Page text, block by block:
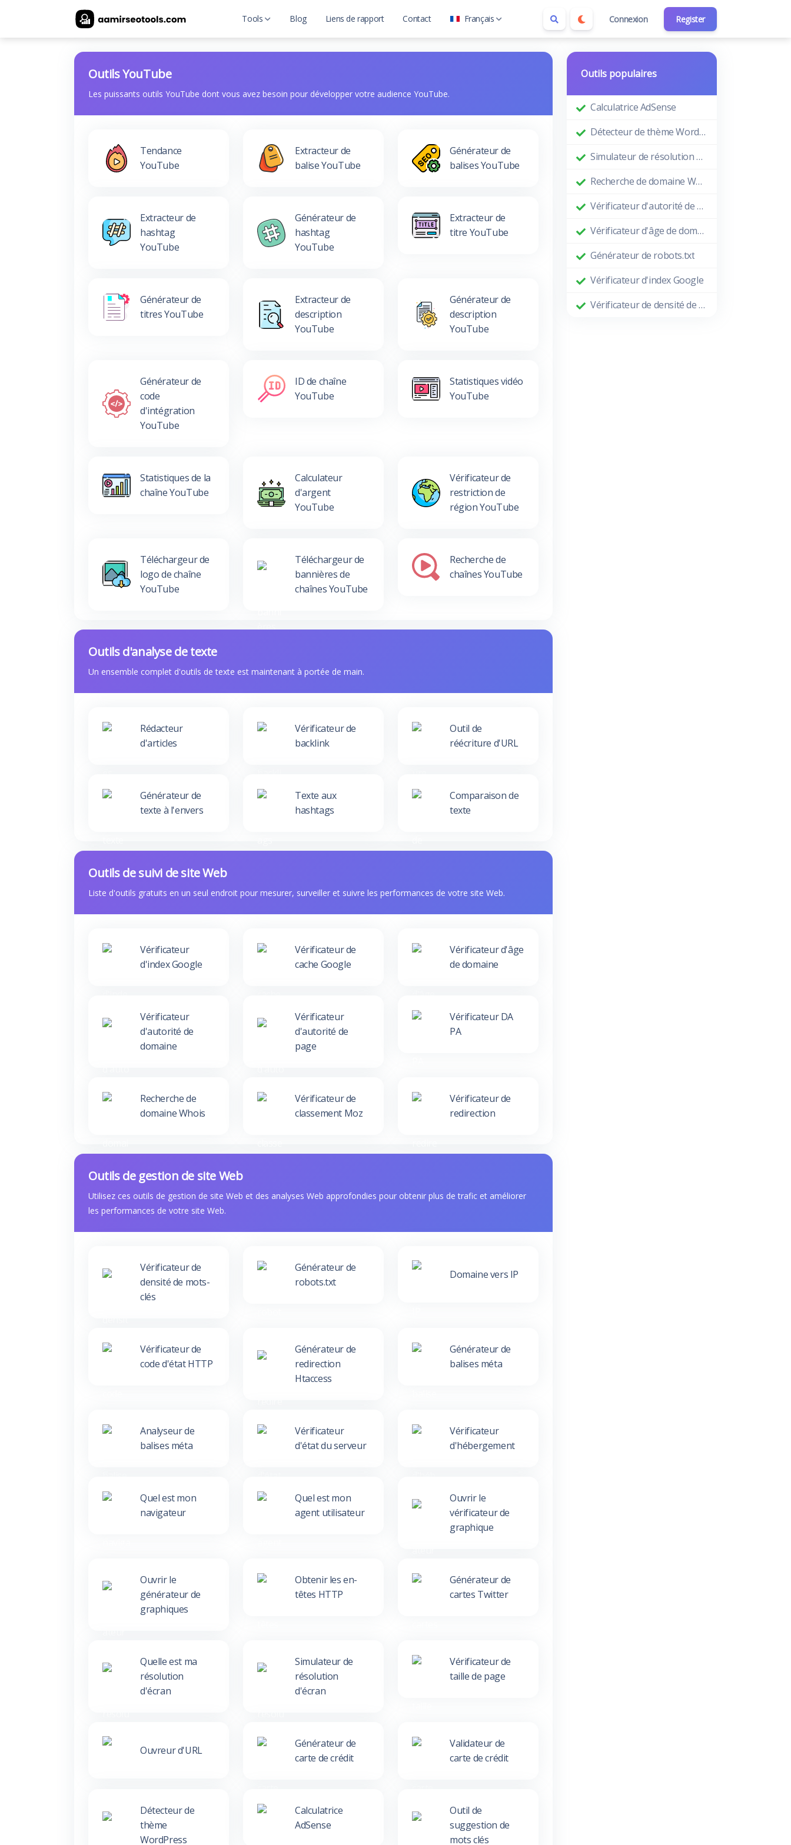
Connexion Register
Tools
Text Analysis
Blog Liens de rapport Contact Français
Italiano
Português
Türkçe
Tiếng Việt
Outils YouTube
Les puissants outils YouTube dont vous avez besoin pour développer votre audience YouTube.
Tendance
YouTube
Extracteur de
balise YouTube
Générateur de
balises YouTube
Extracteur de
hashtag
YouTube
Générateur de
hashtag
YouTube
Extracteur de
titre YouTube
Générateur de
titres YouTube
Extracteur de
description
YouTube
Générateur de
description
YouTube
Générateur de
code
d'intégration
YouTube
ID de chaîne
YouTube
Statistiques vidéo
YouTube
Statistiques de la
chaîne YouTube
Calculateur
d'argent
YouTube
Vérificateur de
restriction de
région YouTube
Téléchargeur de
logo de chaîne
YouTube
Téléchargeur de
bannières de
chaînes YouTube
Recherche de
chaînes YouTube
Outils d'analyse de texte
Un ensemble complet d'outils de texte est maintenant à portée de main.
Rédacteur
d'articles
Vérificateur de
backlink
Outil de
réécriture d'URL
Générateur de
texte à l'envers
Texte aux
hashtags
Comparaison de
texte
Outils de suivi de site Web
Liste d'outils gratuits en un seul endroit pour mesurer, surveiller et suivre les performances de votre site Web.
Vérificateur
d'index Google
Vérificateur de
cache Google
Vérificateur d'âge
de domaine
Vérificateur
d'autorité de
domaine
Vérificateur
d'autorité de
page
Vérificateur DA
PA
Recherche de
domaine Whois
Vérificateur de
classement Moz
Vérificateur de
redirection
Outils de gestion de site Web
Utilisez ces outils de gestion de site Web et des analyses Web approfondies pour obtenir plus de trafic et améliorer
les performances de votre site Web.
Vérificateur de
densité de mots-
clés
Générateur de
robots.txt
Domaine vers IP
Vérificateur de
code d'état HTTP
Générateur de
redirection
Htaccess
Générateur de
balises méta
Analyseur de
balises méta
Vérificateur
d'état du serveur
Vérificateur
d'hébergement
Quel est mon
navigateur
Quel est mon
agent utilisateur
Ouvrir le
vérificateur de
graphique
Ouvrir le
générateur de
graphiques
Obtenir les en-
têtes HTTP
Générateur de
cartes Twitter
Quelle est ma
résolution
d'écran
Simulateur de
résolution
d'écran
Vérificateur de
taille de page
Ouvreur d'URL
Générateur de
carte de crédit
Validateur de
carte de crédit
Détecteur de
thème
WordPress
Calculatrice
AdSense
Outil de
suggestion de
mots clés
Outils populaires
Calculatrice AdSense
Détecteur de thème WordPress
Simulateur de résolution d'écran
Recherche de domaine Whois
Vérificateur d'autorité de domaine
Vérificateur d'âge de domaine
Générateur de robots.txt
Vérificateur d'index Google
Vérificateur de densité de mots-clés